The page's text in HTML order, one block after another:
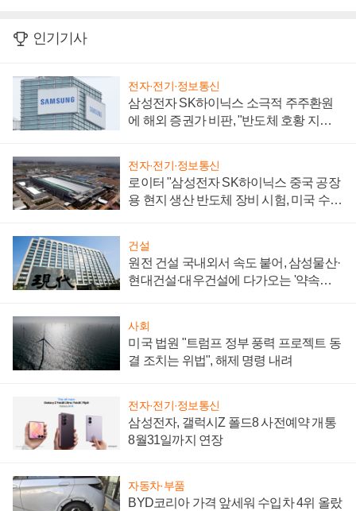
인기기사
전자·전기·정보통신
삼성전자 SK하이닉스 소극적 주주환원
에 해외 증권가 비판, "반도체 호황 지속
전자·전기·정보통신
로이터 "삼성전자 SK하이닉스 중국 공장
용 현지 생산 반도체 장비 시험, 미국 수출
건설
원전 건설 국내외서 속도 붙어, 삼성물산·
현대건설·대우건설에 다가오는 '약속의
사회
미국 법원 "트럼프 정부 풍력 프로젝트 동
결 조치는 위법", 해제 명령 내려
전자·전기·정보통신
삼성전자, 갤럭시Z 폴드8 사전예약 개통
8월31일까지 연장
자동차·부품
BYD코리아 가격 앞세워 수입차 4위 올랐